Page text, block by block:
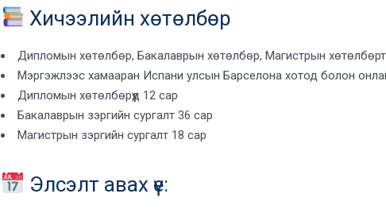
Хичээлийн хөтөлбөр
Дипломын хөтөлбөр, Бакалаврын хөтөлбөр, Магистрын
Мэргэжлээс хамааран Испани улсын Барселона хотод болон
Дипломын хөтөлбөрүүд 12 сар
Бакалаврын зэргийн сургалт 36 сар
Магистрын зэргийн сургалт 18 сар
Элсэлт авах үе: